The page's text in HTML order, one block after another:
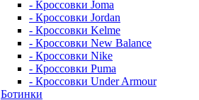
- Кроссовки Joma
- Кроссовки Jordan
- Кроссовки Kelme
- Кроссовки New Balance
- Кроссовки Nike
- Кроссовки Puma
- Кроссовки Under Armour
Ботинки